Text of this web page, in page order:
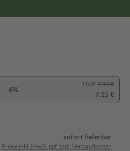
-6%
UVP: 7,59 €
7,15 €
sofort lieferbar
Preise inkl. MwSt. ggf. zzgl. Versandkosten